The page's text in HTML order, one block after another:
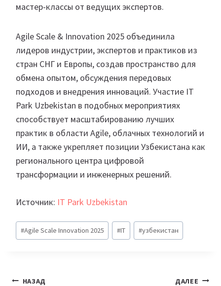
мастер-классы от ведущих экспертов.
Agile Scale & Innovation 2025 объединила
лидеров индустрии, экспертов и практиков из
стран СНГ и Европы, создав пространство для
обмена опытом, обсуждения передовых
подходов и внедрения инноваций. Участие IT
Park Uzbekistan в подобных мероприятиях
способствует масштабированию лучших
практик в области Agile, облачных технологий и
ИИ, а также укрепляет позиции Узбекистана как
регионального центра цифровой
трансформации и инженерных решений.
Источник: IT Park Uzbekistan
Метки
записи:
#Agile Scale Innovation 2025 #IT #узбекистан
Навигация
НАЗАД ДАЛЕЕ